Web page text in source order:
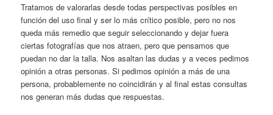
Tratamos de valorarlas desde todas perspectivas posibles en
función del uso final y ser lo más crítico posible, pero no nos
queda más remedio que seguir seleccionando y dejar fuera
ciertas fotografías que nos atraen, pero que pensamos que
puedan no dar la talla. Nos asaltan las dudas y a veces pedimos
opinión a otras personas. Si pedimos opinión a más de una
persona, probablemente no coincidirán y al final estas consultas
nos generan más dudas que respuestas.